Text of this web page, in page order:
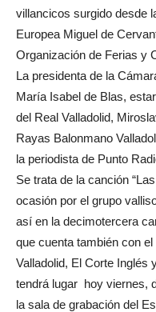
villancicos surgido desde
Europea Miguel de
Organización de Ferias y
La presidenta de la
María Isabel de Blas,
del Real Valladolid,
Rayas Balonmano
la periodista de Punto
Se trata de la canción
ocasión por el grupo
así en la decimotercera
que cuenta también con
Valladolid, El Corte Inglés
tendrá lugar hoy viernes,
la sala de grabación del